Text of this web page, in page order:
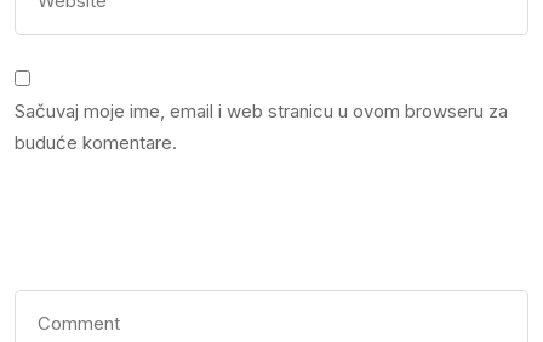
Sačuvaj moje ime, email i web stranicu u ovom browseru za
buduće komentare.